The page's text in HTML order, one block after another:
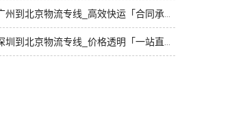
广州到北京物流专线_高效快运「合同承运」
深圳到北京物流专线_价格透明「一站直达」